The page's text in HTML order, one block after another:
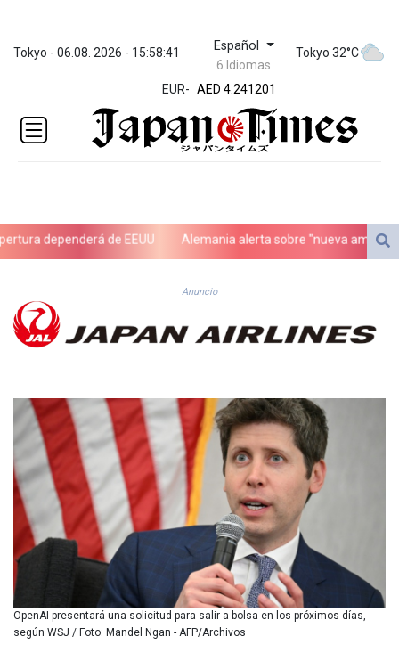
Tokyo - 06.08. 2026 - 15:58:41 Español
6 Idiomas
Tokyo 32°C
EUR-
ZWL 371.86277
AED 4.241201
AED 4.241201
AFN 76.219915
ALL 93.210974
AMD 421.7986
1727.958172
AUD 1.63908
AZN 1.959559
BBD 2.32254
BDT 142.738005
BMD 1.154855
BND 1.478624
BOB 14.004993
BRL 5.916207
BSD 1.153151
BTN 109.628664
BWP 15.63742
BYN 3.410563
BYR
22635.15384
BZD 2.319233
CAD 1.618125
CDF
dependerá de EEUU Alemania alerta sobre "nueva amenaza"
Anuncio
OpenAI presentará una solicitud para salir a bolsa en los próximos días,
según WSJ / Foto: Mandel Ngan - AFP/Archivos